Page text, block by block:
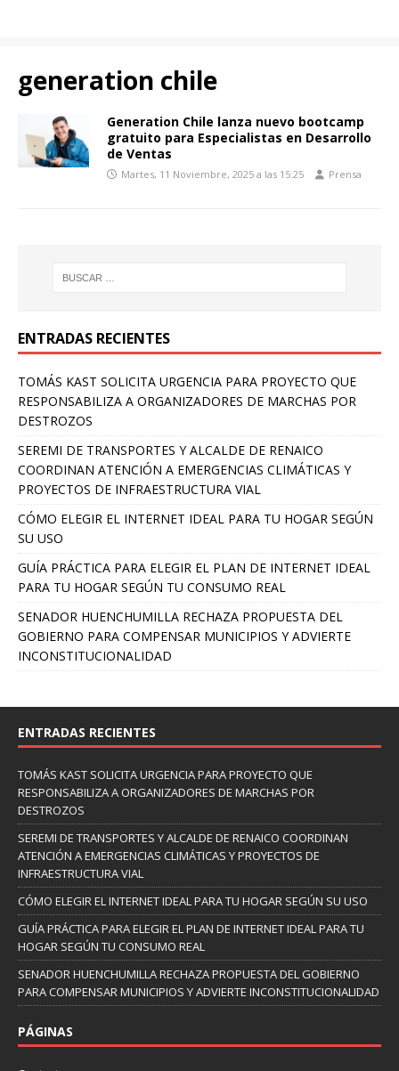
generation chile
Generation Chile lanza nuevo bootcamp
gratuito para Especialistas en Desarrollo
de Ventas
Martes, 11 Noviembre, 2025 a las 15:25 Prensa
ENTRADAS RECIENTES
TOMÁS KAST SOLICITA URGENCIA PARA PROYECTO QUE
RESPONSABILIZA A ORGANIZADORES DE MARCHAS POR
DESTROZOS
SEREMI DE TRANSPORTES Y ALCALDE DE RENAICO
COORDINAN ATENCIÓN A EMERGENCIAS CLIMÁTICAS Y
PROYECTOS DE INFRAESTRUCTURA VIAL
CÓMO ELEGIR EL INTERNET IDEAL PARA TU HOGAR SEGÚN
SU USO
GUÍA PRÁCTICA PARA ELEGIR EL PLAN DE INTERNET IDEAL
PARA TU HOGAR SEGÚN TU CONSUMO REAL
SENADOR HUENCHUMILLA RECHAZA PROPUESTA DEL
GOBIERNO PARA COMPENSAR MUNICIPIOS Y ADVIERTE
INCONSTITUCIONALIDAD
ENTRADAS RECIENTES
TOMÁS KAST SOLICITA URGENCIA PARA PROYECTO QUE
RESPONSABILIZA A ORGANIZADORES DE MARCHAS POR
DESTROZOS
SEREMI DE TRANSPORTES Y ALCALDE DE RENAICO COORDINAN
ATENCIÓN A EMERGENCIAS CLIMÁTICAS Y PROYECTOS DE
INFRAESTRUCTURA VIAL
CÓMO ELEGIR EL INTERNET IDEAL PARA TU HOGAR SEGÚN SU USO
GUÍA PRÁCTICA PARA ELEGIR EL PLAN DE INTERNET IDEAL PARA TU
HOGAR SEGÚN TU CONSUMO REAL
SENADOR HUENCHUMILLA RECHAZA PROPUESTA DEL GOBIERNO
PARA COMPENSAR MUNICIPIOS Y ADVIERTE INCONSTITUCIONALIDAD
PÁGINAS